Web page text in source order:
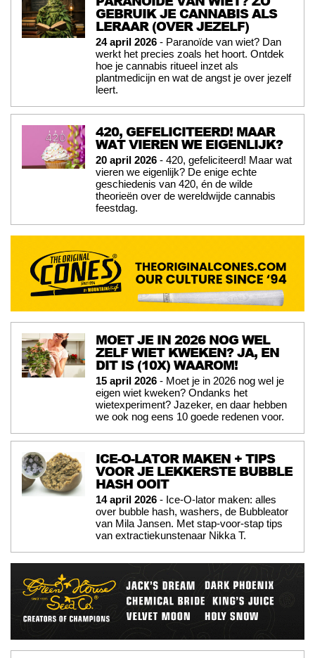
GEBRUIK JE CANNABIS ALS
LERAAR (OVER JEZELF)
24 april 2026 - Paranoïde van wiet? Dan
werkt het precies zoals het hoort. Ontdek
hoe je cannabis ritueel inzet als
plantmedicijn en wat de angst je over jezelf
leert.
420, GEFELICITEERD! MAAR
WAT VIEREN WE EIGENLIJK?
20 april 2026 - 420, gefeliciteerd! Maar wat
vieren we eigenlijk? De enige echte
geschiedenis van 420, én de wilde
theorieën over de wereldwijde cannabis
feestdag.
MOET JE IN 2026 NOG WEL
ZELF WIET KWEKEN? JA, EN
DIT IS (10X) WAAROM!
15 april 2026 - Moet je in 2026 nog wel je
eigen wiet kweken? Ondanks het
wietexperiment? Jazeker, en daar hebben
we ook nog eens 10 goede redenen voor.
ICE-O-LATOR MAKEN + TIPS
VOOR JE LEKKERSTE BUBBLE
HASH OOIT
14 april 2026 - Ice-O-lator maken: alles
over bubble hash, washers, de Bubbleator
van Mila Jansen. Met stap-voor-stap tips
van extractiekunstenaar Nikka T.